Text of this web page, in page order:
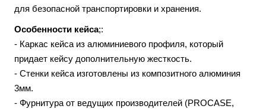
для безопасной транспортировки и хранения.
Особенности кейса;:
- Каркас кейса из алюминиевого профиля, который
придает кейсу дополнительную жесткость.
- Стенки кейса изготовлены из композитного алюминия
3мм.
- Фурнитура от ведущих производителей (PROCASE,